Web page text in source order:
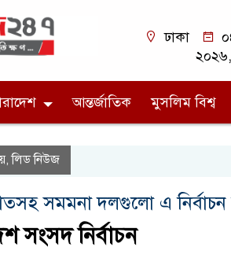
ঢাকা
২০২৬,
আন্তর্জাতিক মুসলিম বিশ্ব
,লিড নিউজ
সমমনা দলগুলো এ নির্বাচন
সংসদ নির্বাচন